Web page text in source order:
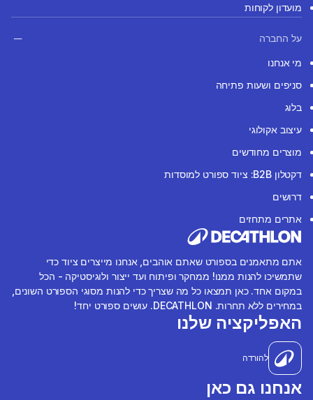
מועדון לקוחות
על החברה
מי אנחנו
סניפים ושעות פתיחה
בלוג
עיצוב אקולוגי
מוצרים מחודשים
דקטלון B2B: ציוד ספורט למוסדות
דרושים
אתרים מתחזים
אתם מתאמנים בספורט שאתם אוהבים, אנחנו מייצרים ציוד כדי
שתמשיכו להנות ממנו! ממחקר ופיתוח ועד ייצור ולוגיסטיקה - הכל
במקום אחד. כאן תמצאו כל מה שצריך כדי להנות מסוגי הספורט השונים,
במחירים ללא תחרות. DECATHLON. עושים ספורט יחד!
האפליקציה שלנו
להורדה
אנחנו גם כאן